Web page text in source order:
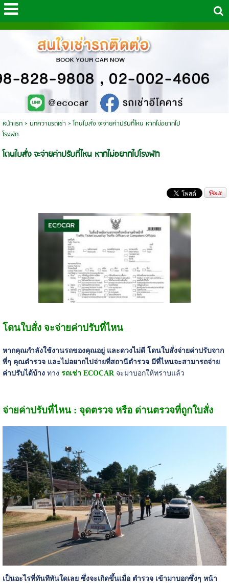
หน้าแรก> บทความรถเช่า >โดนใบสั่ง จะจ่ายค่าปรับที่ไหน หากไม่อยากไป
โรงพัก
โดนใบสั่ง จะจ่ายค่าปรับที่ไหน หากไม่อยากไปโรงพัก
โดนใบสั่ง จะจ่ายค่าปรับที่ไหน
หากคุณกำลังใช้งานรถของคุณอยู่ และดวงไม่ดี โดนใบสั่งจ่ายค่าปรับจาก
พี่ๆ คุณตำรวจ และไม่อยากไปจ่ายที่สถานีตำรวจ มีที่ไหนจะสามารถจ่าย
ค่าปรับได้บ้างทาง รถเช่า ECOCAR จะมาบอกให้ทราบแล้ว
จ่ายค่าปรับที่ไหน : จุดตรวจ หรือ ด่านตรวจที่ถูกใบสั่ง
เป็นอะไรที่ทันทีทันใดเลย ซึ่งจะเกิดขึ้นเมื่อ ตำรวจ เข้ามาบอกซึ่งๆ หน้า